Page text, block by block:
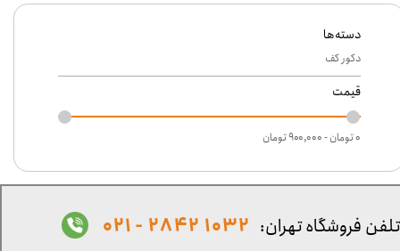
دسته‌ها
دکور کف
قیمت
۰ تومان - ۹۰۰,۰۰۰ تومان
تلفن فروشگاه تهران: 1032 2842 - 021